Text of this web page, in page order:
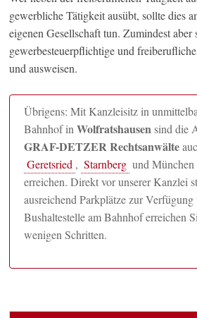
gewerbliche Tätigkeit ausübt, sollte dies
eigenen Gesellschaft tun. Zumindest
gewerbesteuerpflichtige und
und ausweisen.
Übrigens: Mit Kanzleisitz in
Bahnhof inWolfratshausensind die
GRAF-DETZER Rechtsanwälte
Geretsried , Starnberg und München
erreichen. Direkt vor unserer Kanzlei
ausreichend Parkplätze zur
Bushaltestelle am Bahnhof erreichen
wenigen Schritten.